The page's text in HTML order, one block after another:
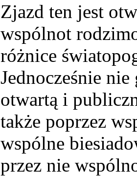
Zjazd ten jest
wspólnot
różnice
Jednocześnie
otwartą i
także poprzez
wspólne
przez nie